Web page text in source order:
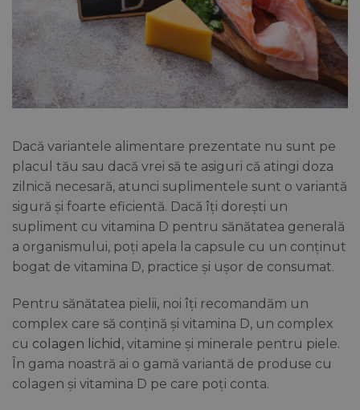
Dacă variantele alimentare prezentate nu sunt pe
placul tău sau dacă vrei să te asiguri că atingi doza
zilnică necesară, atunci suplimentele sunt o variantă
sigură și foarte eficientă. Dacă îți dorești un
supliment cu vitamina D pentru sănătatea generală
a organismului, poți apela la capsule cu un conținut
bogat de vitamina D, practice și ușor de consumat.
Pentru sănătatea pielii, noi îți recomandăm un
complex care să conțină și vitamina D, un complex
cu colagen lichid , vitamine și minerale pentru piele.
În gama noastră ai o gamă variantă de produse cu
colagen și vitamina D pe care poți conta.